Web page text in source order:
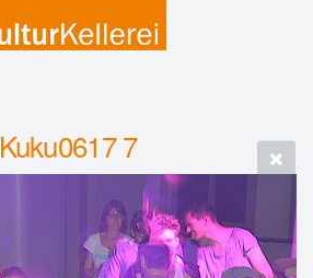
Kuku0617 7